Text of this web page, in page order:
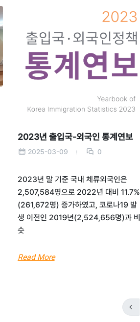
2023년 출입국-외국인 통계연보
2025-03-09 0
2023년 말 기준 국내 체류외국인은
2,507,584명으로 2022년 대비 11.7%
(261,672명) 증가하였고, 코로나19 발
생 이전인 2019년(2,524,656명)과 비
슷
Read More